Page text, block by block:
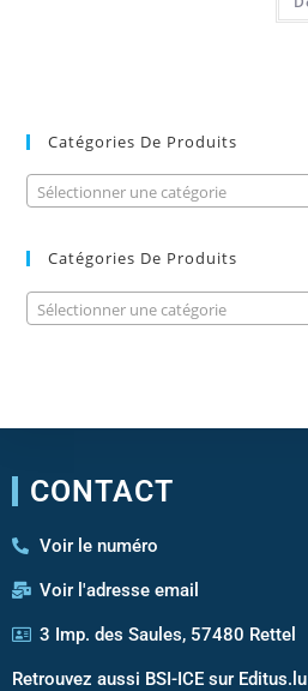
Catégories De Produits
Sélectionner une catégorie
Catégories De Produits
Sélectionner une catégorie
CONTACT
Voir le numéro
Voir l'adresse email
3 Imp. des Saules, 57480 Rettel
Retrouvez aussi BSI-ICE sur Editus.lu